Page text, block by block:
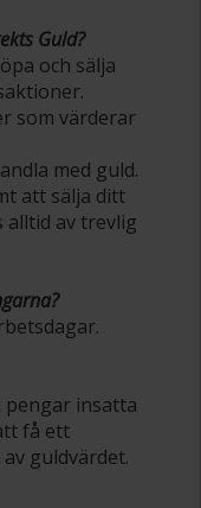
Guld?
och sälja
som värderar
med guld.
att sälja ditt
alltid av trevlig
pengar insatta
få ett
guldvärdet.